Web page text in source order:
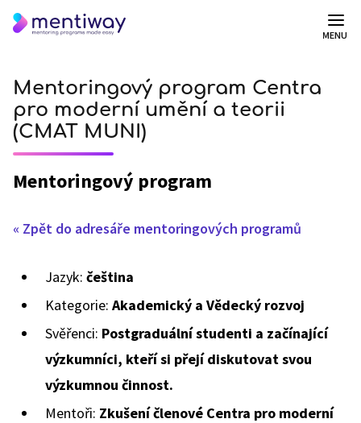
MENU
Mentoringový program Centra
pro moderní umění a teorii
(CMAT MUNI)
Mentoringový program
« Zpět do adresáře mentoringových programů
Jazyk: čeština
Kategorie: Akademický a Vědecký rozvoj
Svěřenci: Postgraduální studenti a začínající
výzkumníci, kteří si přejí diskutovat svou
výzkumnou činnost.
Mentoři: Zkušení členové Centra pro moderní